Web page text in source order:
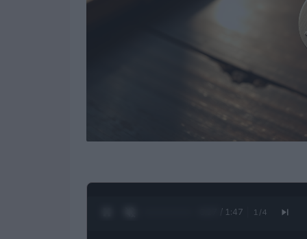
0:28 / 1:47 1 /4